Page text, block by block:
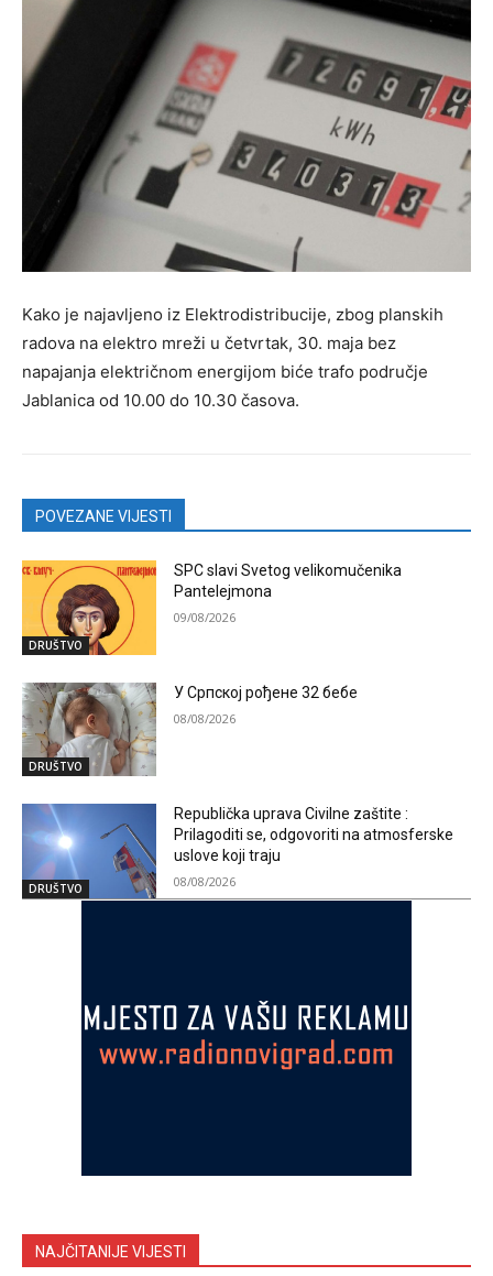
Kako je najavljeno iz Elektrodistribucije, zbog planskih
radova na elektro mreži u četvrtak, 30. maja bez
napajanja električnom energijom biće trafo područje
Jablanica od 10.00 do 10.30 časova.
POVEZANE VIJESTI
DRUŠTVO
SPC slavi Svetog velikomučenika
Pantelejmona
09/08/2026
DRUŠTVO
У Српској рођене 32 бебе
08/08/2026
DRUŠTVO
Republička uprava Civilne zaštite :
Prilagoditi se, odgovoriti na atmosferske
uslove koji traju
08/08/2026
NAJČITANIJE VIJESTI